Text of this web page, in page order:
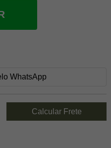
WhatsApp